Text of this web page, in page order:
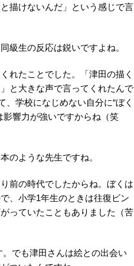
描けないんだ」という感じで言
級生の反応は鋭いですよね。
れたことでした。「津田の描く
と大きな声で言ってくれたんで
学校になじめない自分に“ぼく
影響力が強いですからね（笑
のような先生ですね。
前の時代でしたからね。ぼくは
、小学1年生のときは往復ビン
っていたこともありました（苦
でも津田さんは絵との出会い